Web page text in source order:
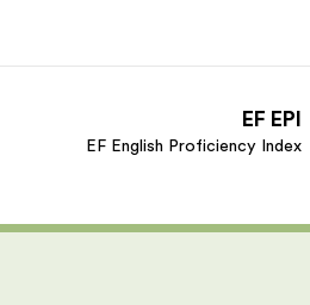
EF EPI
EF English Proficiency Index